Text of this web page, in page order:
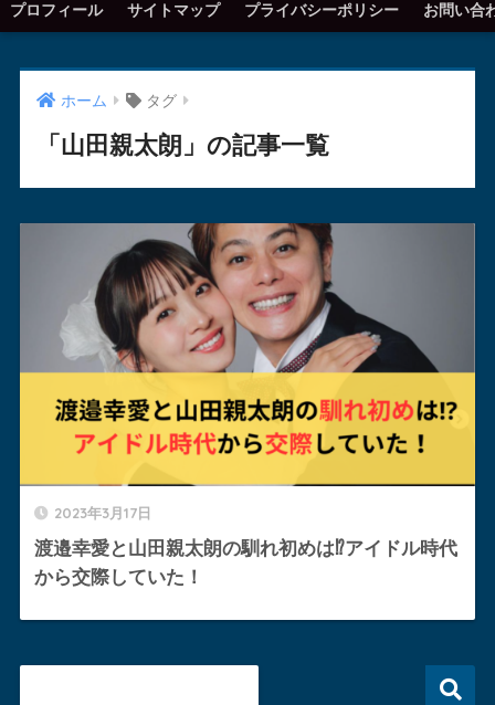
プロフィール サイトマップ プライバシーポリシー お問い合
ホーム タグ
「山田親太朗」の記事一覧
2023年3月17日
渡邉幸愛と山田親太朗の馴れ初めは⁉︎アイドル時代
から交際していた！